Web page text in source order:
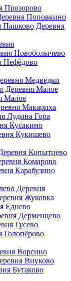
Прозорово
Поповкино
Пашково Деревня
Новоболычево
Нефёдово
Медвёдки
Деревня Малое
Малое
Макариха
Лудина Гора
Кусакино
Кукишево
Копытцево
Комарово
Карабузино
Деревня
Жуковка
Еднево
Дерменцево
Гусево
Голопёрово
Ворсино
Внуково
Бутаково